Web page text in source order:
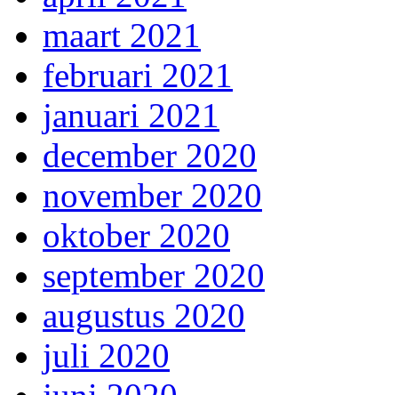
maart 2021
februari 2021
januari 2021
december 2020
november 2020
oktober 2020
september 2020
augustus 2020
juli 2020